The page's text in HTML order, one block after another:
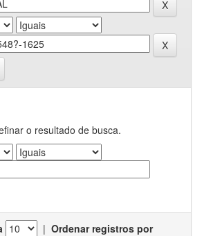
o resultado de busca.
| Ordenar registros por